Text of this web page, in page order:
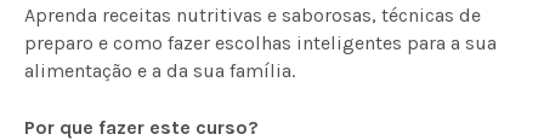
Aprenda receitas nutritivas e saborosas, técnicas de
preparo e como fazer escolhas inteligentes para a sua
alimentação e a da sua família.
Por que fazer este curso?